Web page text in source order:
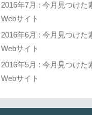
2016年7月 : 今月見つけた
Webサイト
2016年6月 : 今月見つけた
Webサイト
2016年5月 : 今月見つけた
Webサイト